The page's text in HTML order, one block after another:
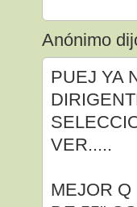
Anónimo
PUEJ YA
VER.....
MEJOR Q